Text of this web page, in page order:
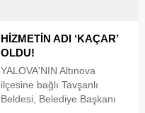
için kapsamlı rehabilitasyon
çalışmalarına resmen
HİZMETİN ADI ‘KAÇAR’
OLDU!
YALOVA'NIN Altınova
ilçesine bağlı Tavşanlı
Beldesi, Belediye Başkanı